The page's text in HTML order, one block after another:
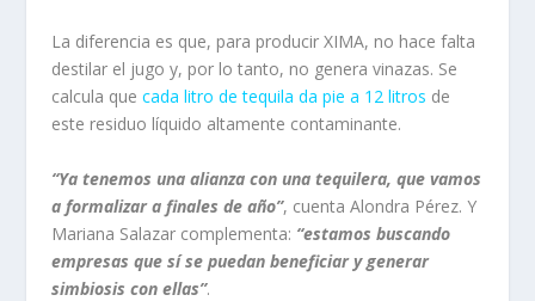
La diferencia es que, para producir XIMA, no hace falta
destilar el jugo y, por lo tanto, no genera vinazas. Se
calcula que cada litro de tequila da pie a 12 litros de
este residuo líquido altamente contaminante.
“Ya tenemos una alianza con una tequilera, que vamos
a formalizar a finales de año”, cuenta Alondra Pérez. Y
Mariana Salazar complementa: “estamos buscando
empresas que sí se puedan beneficiar y generar
simbiosis con ellas”.